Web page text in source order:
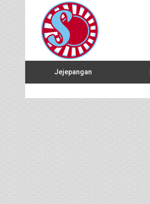
Jejepangan